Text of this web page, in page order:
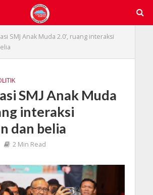
SMJ Anak Muda 2.0’, ruang interaksi
SMJ Anak Muda
interaksi
dan belia
2 Min Read